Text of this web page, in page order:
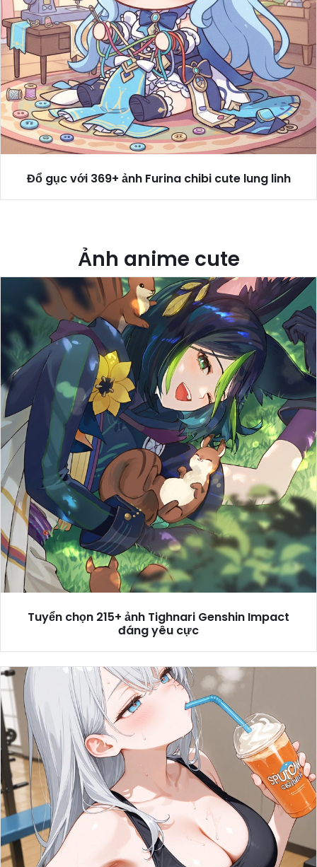
Đổ gục với 369+ ảnh Furina chibi cute lung linh
Ảnh anime cute
Tuyển chọn 215+ ảnh Tighnari Genshin Impact
đáng yêu cực